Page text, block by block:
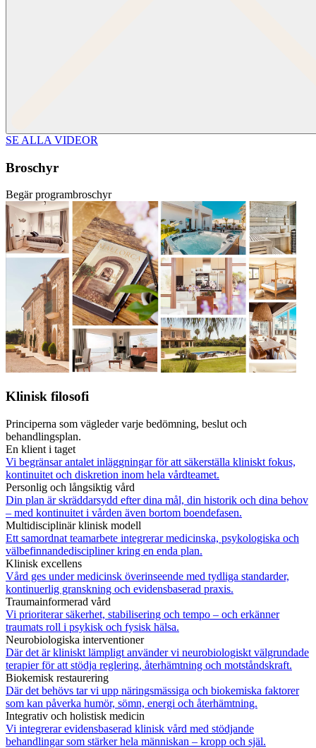
SE ALLA VIDEOR
Broschyr
Begär programbroschyr
Klinisk filosofi
Principerna som vägleder varje bedömning, beslut och
behandlingsplan.
En klient i taget
Vi begränsar antalet inläggningar för att säkerställa kliniskt fokus,
kontinuitet och diskretion inom hela vårdteamet.
Personlig och långsiktig vård
Din plan är skräddarsydd efter dina mål, din historik och dina behov
– med kontinuitet i vården även bortom boendefasen.
Multidisciplinär klinisk modell
Ett samordnat teamarbete integrerar medicinska, psykologiska och
välbefinnandediscipliner kring en enda plan.
Klinisk excellens
Vård ges under medicinsk överinseende med tydliga standarder,
kontinuerlig granskning och evidensbaserad praxis.
Traumainformerad vård
Vi prioriterar säkerhet, stabilisering och tempo – och erkänner
traumats roll i psykisk och fysisk hälsa.
Neurobiologiska interventioner
Där det är kliniskt lämpligt använder vi neurobiologiskt välgrundade
terapier för att stödja reglering, återhämtning och motståndskraft.
Biokemisk restaurering
Där det behövs tar vi upp näringsmässiga och biokemiska faktorer
som kan påverka humör, sömn, energi och återhämtning.
Integrativ och holistisk medicin
Vi integrerar evidensbaserad klinisk vård med stödjande
behandlingar som stärker hela människan – kropp och själ.